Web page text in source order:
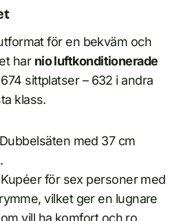
för en bekväm och
har nio luftkonditionerade
sittplatser – 632 i andra
klass.
med 37 cm
för sex personer med
vilket ger en lugnare